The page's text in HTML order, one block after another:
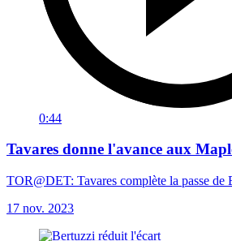
0:44
Tavares donne l'avance aux
TOR@DET: Tavares complète la passe de
17 nov. 2023